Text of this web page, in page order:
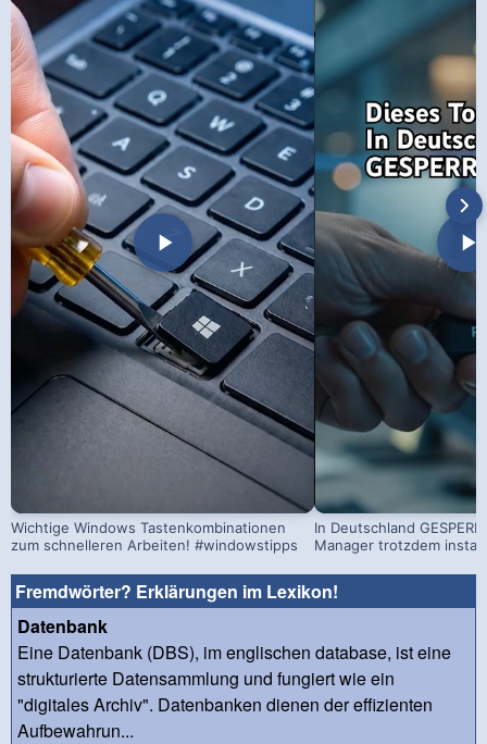
Wichtige Windows Tastenkombinationen
zum schnelleren Arbeiten! #windowstipps
In Deutschland
Manager trotzdem
Fremdwörter? Erklärungen im Lexikon!
Datenbank
Eine Datenbank (DBS), im englischen database, ist eine
strukturierte Datensammlung und fungiert wie ein
"digitales Archiv". Datenbanken dienen der effizienten
Aufbewahrun...